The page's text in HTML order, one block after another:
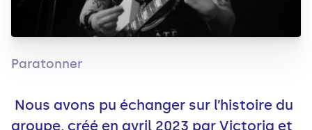
Paratonner
Nous avons pu échanger sur l’histoire du
groupe, créé en avril 2023 par Victoria et